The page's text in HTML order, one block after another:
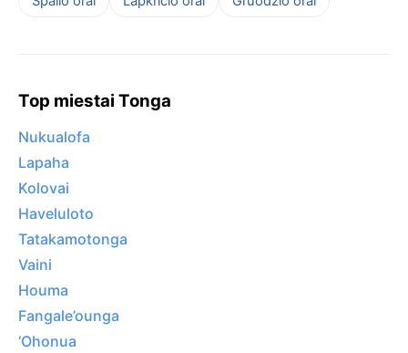
Top miestai Tonga
Nukualofa
Lapaha
Kolovai
Haveluloto
Tatakamotonga
Vaini
Houma
Fangale’ounga
‘Ohonua